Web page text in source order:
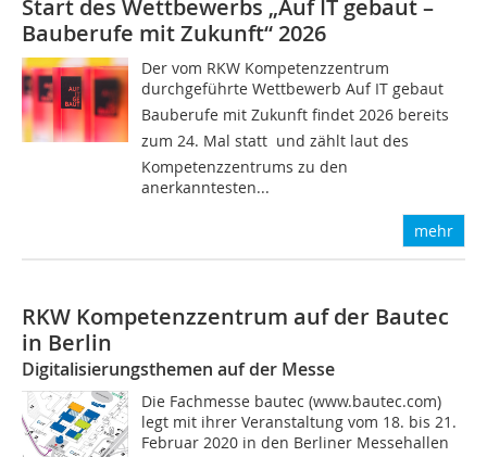
Start des Wettbewerbs „Auf IT gebaut –
Bauberufe mit Zukunft“ 2026
Der vom RKW Kompetenzzentrum
durchgeführte Wettbewerb Auf IT gebaut 
Bauberufe mit Zukunft findet 2026 bereits
zum 24. Mal statt  und zählt laut des
Kompetenzzentrums zu den
anerkanntesten...
mehr
RKW Kompetenzzentrum auf der Bautec
in Berlin
Digitalisierungsthemen auf der Messe
Die Fachmesse bautec (www.bautec.com)
legt mit ihrer Veranstaltung vom 18. bis 21.
Februar 2020 in den Berliner Messehallen